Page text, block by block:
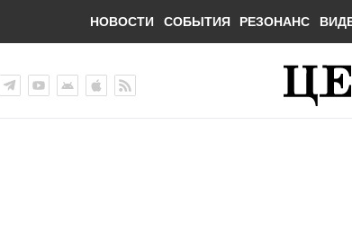
НОВОСТИ СОБЫТИЯ РЕЗОНАНС